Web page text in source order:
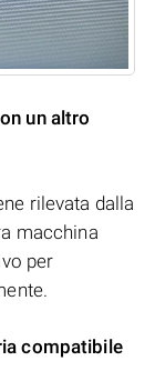
un altro
rilevata dalla
macchina
per
compatibile